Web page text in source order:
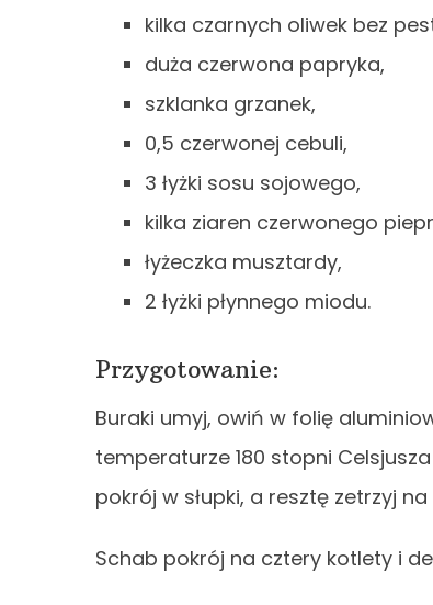
kilka czarnych oliwek bez
duża czerwona papryka,
szklanka grzanek,
0,5 czerwonej cebuli,
3 łyżki sosu sojowego,
kilka ziaren czerwonego
łyżeczka musztardy,
2 łyżki płynnego miodu.
Przygotowanie:
Buraki umyj, owiń w folię
temperaturze 180 stopni
pokrój w słupki, a resztę zetrzyj
Schab pokrój na cztery kotlety i